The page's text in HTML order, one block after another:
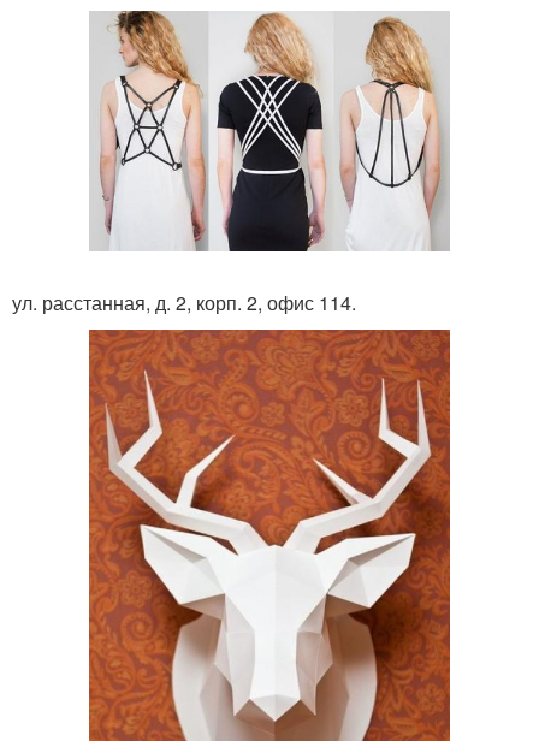
ул. расстанная, д. 2, корп. 2, офис 114.